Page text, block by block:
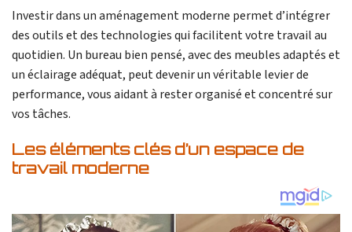
Investir dans un aménagement moderne permet d’intégrer
des outils et des technologies qui facilitent votre travail au
quotidien. Un bureau bien pensé, avec des meubles adaptés et
un éclairage adéquat, peut devenir un véritable levier de
performance, vous aidant à rester organisé et concentré sur
vos tâches.
Les éléments clés d’un espace de
travail moderne